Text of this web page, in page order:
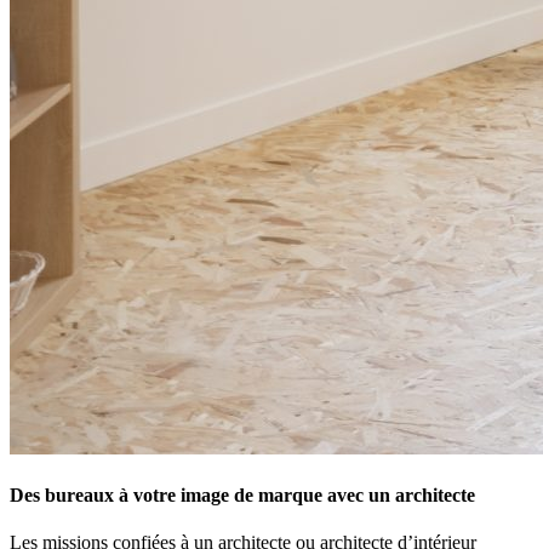
Des bureaux à votre image de marque avec un architecte
Les missions confiées à un architecte ou architecte d’intérieur